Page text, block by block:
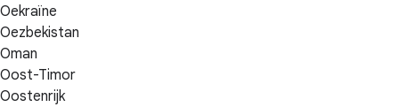
Oekraïne
Oezbekistan
Oman
Oost-Timor
Oostenrijk